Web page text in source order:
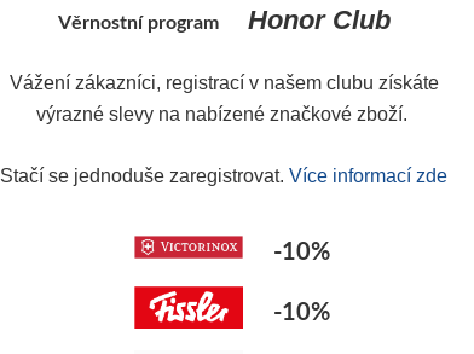
Věrnostní programHonor Club
Vážení zákazníci, registrací v našem clubu získáte
výrazné slevy na nabízené značkové zboží.
Stačí se jednoduše zaregistrovat. Více informací zde
-10%
-10%